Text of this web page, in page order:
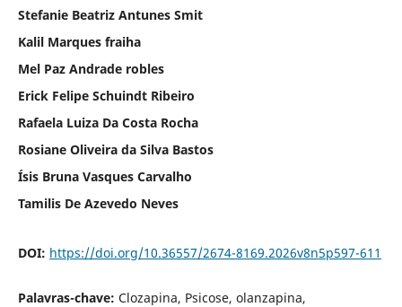
Stefanie Beatriz Antunes Smit
Kalil Marques fraiha
Mel Paz Andrade robles
Erick Felipe Schuindt Ribeiro
Rafaela Luiza Da Costa Rocha
Rosiane Oliveira da Silva Bastos
Ísis Bruna Vasques Carvalho
Tamilis De Azevedo Neves
DOI: https://doi.org/10.36557/2674-8169.2026v8n5p597-611
Palavras-chave: Clozapina, Psicose, olanzapina,